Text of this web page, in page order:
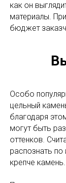
как он
материалы.
бюджет
Особо
цельный
благодаря
могут быть
оттенков.
распознать
крепче камень.